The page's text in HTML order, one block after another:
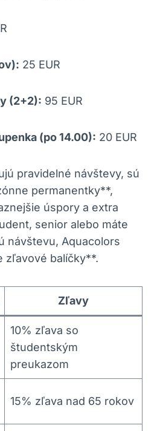
25 EUR
(2+2): 95 EUR
(po 14.00): 20 EUR
pravidelné návštevy, sú
permanentky**,
úspory a extra
senior alebo máte
návštevu, Aquacolors
zľavové balíčky**.
Zľavy
10% zľava so
študentským
preukazom
15% zľava nad 65 rokov